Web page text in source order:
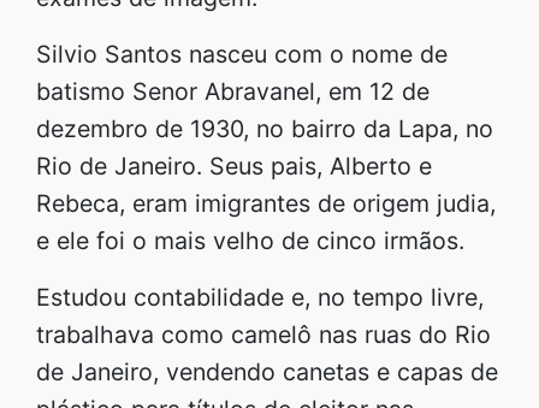
Silvio Santos nasceu com o nome de
batismo Senor Abravanel, em 12 de
dezembro de 1930, no bairro da Lapa, no
Rio de Janeiro. Seus pais, Alberto e
Rebeca, eram imigrantes de origem judia,
e ele foi o mais velho de cinco irmãos.
Estudou contabilidade e, no tempo livre,
trabalhava como camelô nas ruas do Rio
de Janeiro, vendendo canetas e capas de